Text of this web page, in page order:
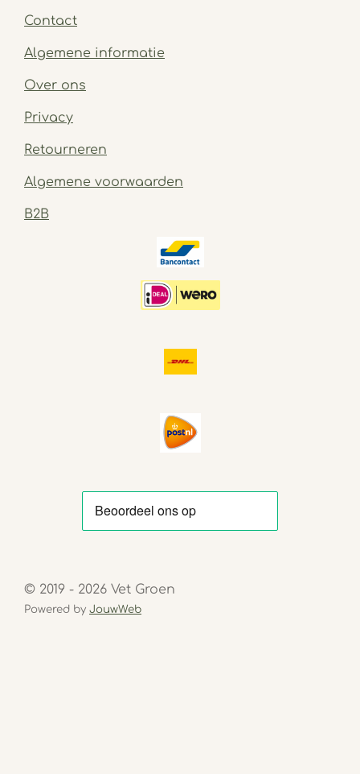
Contact
Algemene informatie
Over ons
Privacy
Retourneren
Algemene voorwaarden
B2B
© 2019 - 2026 Vet Groen
Powered by JouwWeb